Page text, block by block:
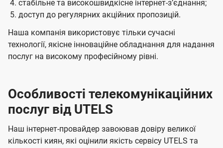
стабільне та високошвидкісне інтернет-зʼєднання;
доступ до регулярних акційних пропозицій.
Наша компанія використовує тільки сучасні
технології, якісне інноваційне обладнання для надання
послуг на високому професійному рівні.
Особливості телекомунікаційних
послуг від UTELS
Наш інтернет-провайдер завоював довіру великої
кількості киян, які оцінили якість сервісу UTELS та